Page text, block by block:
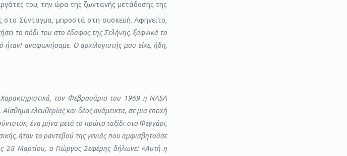
του, την ώρα της ζωντανής μετάδοσης της
Σύνταγμα, μπροστά στη συσκευή. Αφηγείτο,
το πόδι του στο έδαφος της Σελήνης, ξαφνικά το
αναφωνήσαμε. Ο αρχιλογιστής μου είχε, ήδη,
Χαρακτηριστικά, τον Φεβρουάριο του 1969 η NASA
ελευθερίας και δέος ανάμεικτα, σε μια εποχή
ένα μήνα μετά το πρώτο ταξίδι στο Φεγγάρι,
ήταν το ραντεβού της γενιάς που αμφισβητούσε
28 Μαρτίου, ο Γιώργος Σεφέρης δήλωνε: «Αυτή η